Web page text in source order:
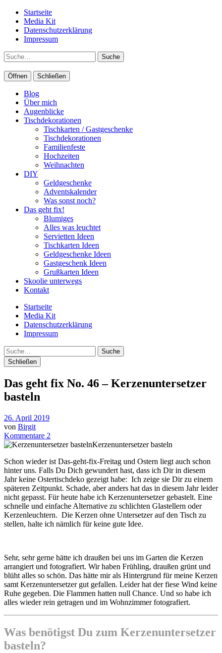
Startseite
Media Kit
Datenschutzerklärung
Impressum
Suche
Öffnen Schließen
Blog
Über mich
Augenblicke
Tischdekorationen
Tischkarten / Gastgeschenke
Tischdekorationen
Familienfeste
Hochzeiten
Weihnachten
DIY
Geldgeschenke
Adventskalender
Was sonst noch?
Das geht fix!
Blumiges
Alles was leuchtet
Servietten Ideen
Tischkarten Ideen
Geldgeschenke Ideen
Gastgeschenk Ideen
Grußkarten Ideen
Skoolie unterwegs
Kontakt
Startseite
Media Kit
Datenschutzerklärung
Impressum
Suche
Schließen
Das geht fix No. 46 – Kerzenuntersetzer
basteln
26. April 2019
von Birgit
Kommentare 2
Kerzenuntersetzer basteln
Schon wieder ist Das-geht-fix-Freitag und Ostern liegt auch schon
hinter uns. Falls Du Dich gewundert hast, dass ich Dir in diesem
Jahr keine Ostertischdeko gezeigt habe: Ich zeige sie Dir zu einem
späteren Zeitpunkt. Schade, aber anders hat das in diesem Jahr leider
nicht gepasst. Für heute habe ich Kerzenuntersetzer gebastelt. Eine
schnelle und einfache Alternative zu schlichten Glastellern oder
Kerzenleuchtern. Die Kerzen ohne Untersetzer auf den Tisch zu
stellen, halte ich nämlich für keine gute Idee.
Sehr, sehr gerne hätte ich draußen bei uns im Garten die Kerzen
arrangiert und fotografiert. Wir haben Frühling, draußen grünt und
blüht alles so schön. Das hätte mir als Hintergrund für meine Kerzen
samt Kerzenuntersetzer gut gefallen. Leider hat der fiese Wind keine
Ruhe gegeben. Die Flammen hatten null Chance. Und so habe ich
alles wieder rein getragen und im Wohnzimmer fotografiert.
Was benötigst Du zum Kerzenuntersetzer
basteln?